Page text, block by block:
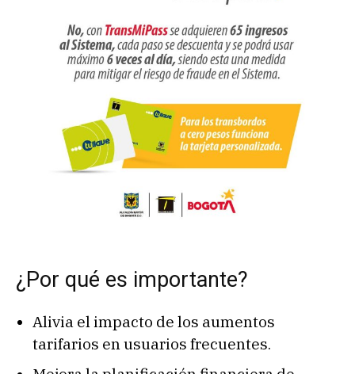
¿Por qué es importante?
Alivia el impacto de los aumentos
tarifarios en usuarios frecuentes.